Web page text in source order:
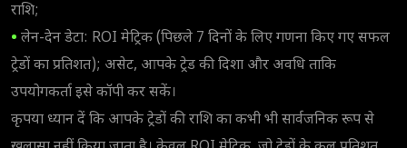
राशि;
• लेन-देन डेटा: ROI मेट्रिक (पिछले 7 दिनों के लिए गणना किए गए सफल
ट्रेडों का प्रतिशत); असेट, आपके ट्रेड की दिशा और अवधि ताकि
उपयोगकर्ता इसे कॉपी कर सकें।
कृपया ध्यान दें कि आपके ट्रेडों की राशि का कभी भी सार्वजनिक रूप से